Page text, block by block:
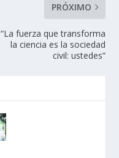
PRÓXIMO
“La fuerza que transforma
la ciencia es la sociedad
civil: ustedes”